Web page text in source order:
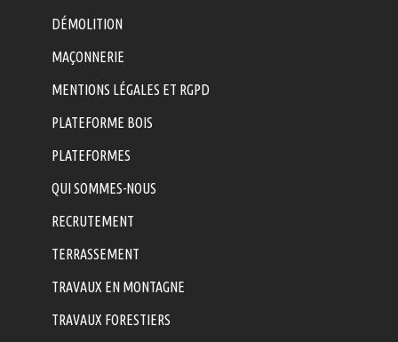
DÉMOLITION
MAÇONNERIE
MENTIONS LÉGALES ET RGPD
PLATEFORME BOIS
PLATEFORMES
QUI SOMMES-NOUS
RECRUTEMENT
TERRASSEMENT
TRAVAUX EN MONTAGNE
TRAVAUX FORESTIERS